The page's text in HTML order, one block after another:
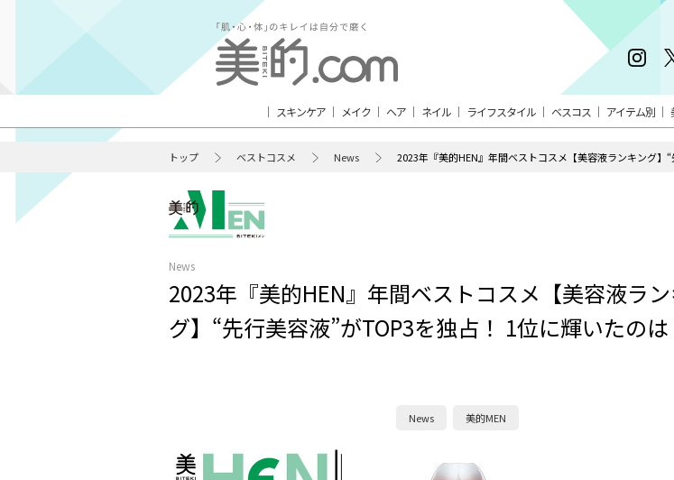
スキンケア メイク ヘア ネイル ライフスタイル ベスコス アイテム別
トップ ベストコスメ News 2023年『美的HEN』年間ベストコスメ【美容液ランキング】
News
2023年『美的HEN』年間ベストコスメ【美容液ラ
グ】“先行美容液”がTOP3を独占！ 1位に輝いたのは
News 美的MEN